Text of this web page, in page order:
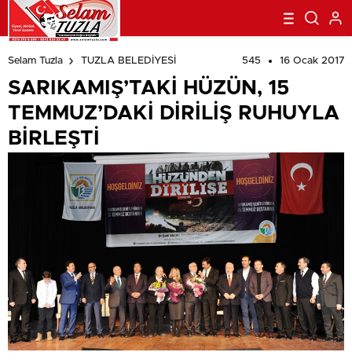
beylikdüzü
escort
esenyurt
escortavcılar
escort avcılar
escortavcılar
escortbeylikdüzü
escortbeylikdüzü
escortesenyurt
escortesenyurt
escortşirinevler
avrupa
Selam Tuzla TUZLA BELEDİYESİ 545 16 Ocak 2017
SARIKAMIŞ’TAKİ HÜZÜN, 15
TEMMUZ’DAKİ DİRİLİŞ RUHUYLA
BİRLEŞTİ